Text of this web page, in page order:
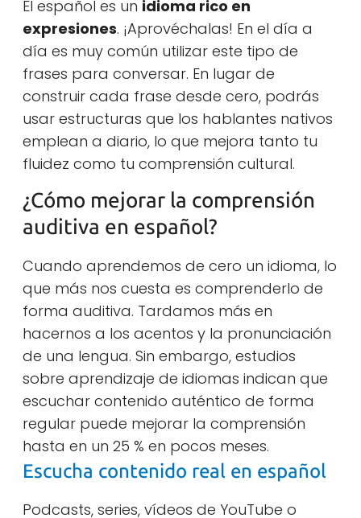
El español es un idioma rico en
expresiones. ¡Aprovéchalas! En el día a
día es muy común utilizar este tipo de
frases para conversar. En lugar de
construir cada frase desde cero, podrás
usar estructuras que los hablantes nativos
emplean a diario, lo que mejora tanto tu
fluidez como tu comprensión cultural.
¿Cómo mejorar la comprensión
auditiva en español?
Cuando aprendemos de cero un idioma, lo
que más nos cuesta es comprenderlo de
forma auditiva. Tardamos más en
hacernos a los acentos y la pronunciación
de una lengua. Sin embargo, estudios
sobre aprendizaje de idiomas indican que
escuchar contenido auténtico de forma
regular puede mejorar la comprensión
hasta en un 25 % en pocos meses.
Escucha contenido real en español
Podcasts, series, vídeos de YouTube o